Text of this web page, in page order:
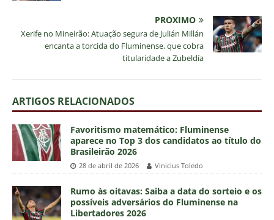
PRÓXIMO
Xerife no Mineirão: Atuação segura de Julián Millán
encanta a torcida do Fluminense, que cobra
titularidade a Zubeldía
ARTIGOS RELACIONADOS
Favoritismo matemático: Fluminense
aparece no Top 3 dos candidatos ao título do
Brasileirão 2026
28 de abril de 2026 Vinicius Toledo
Rumo às oitavas: Saiba a data do sorteio e os
possíveis adversários do Fluminense na
Libertadores 2026